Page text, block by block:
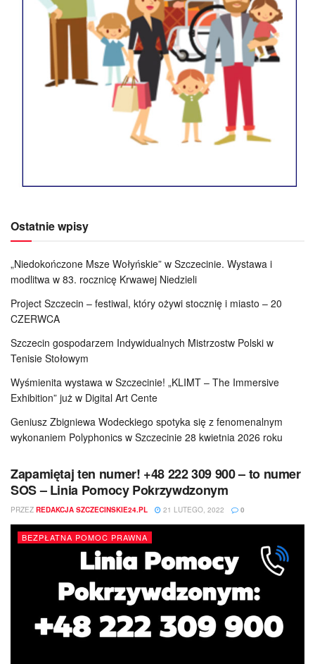
Ostatnie wpisy
„Niedokończone Msze Wołyńskie” w Szczecinie. Wystawa i
modlitwa w 83. rocznicę Krwawej Niedzieli
Project Szczecin – festiwal, który ożywi stocznię i miasto – 20
CZERWCA
Szczecin gospodarzem Indywidualnych Mistrzostw Polski w
Tenisie Stołowym
Wyśmienita wystawa w Szczecinie! „KLIMT – The Immersive
Exhibition” już w Digital Art Cente
Geniusz Zbigniewa Wodeckiego spotyka się z fenomenalnym
wykonaniem Polyphonics w Szczecinie 28 kwietnia 2026 roku
Zapamiętaj ten numer! +48 222 309 900 – to numer
SOS – Linia Pomocy Pokrzywdzonym
PRZEZ REDAKCJA SZCZECINSKIE24.PL 21 LUTEGO, 2022 0
BEZPŁATNA POMOC PRAWNA